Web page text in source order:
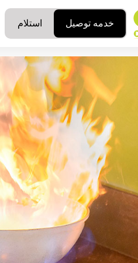
خدمه توصيل استلام